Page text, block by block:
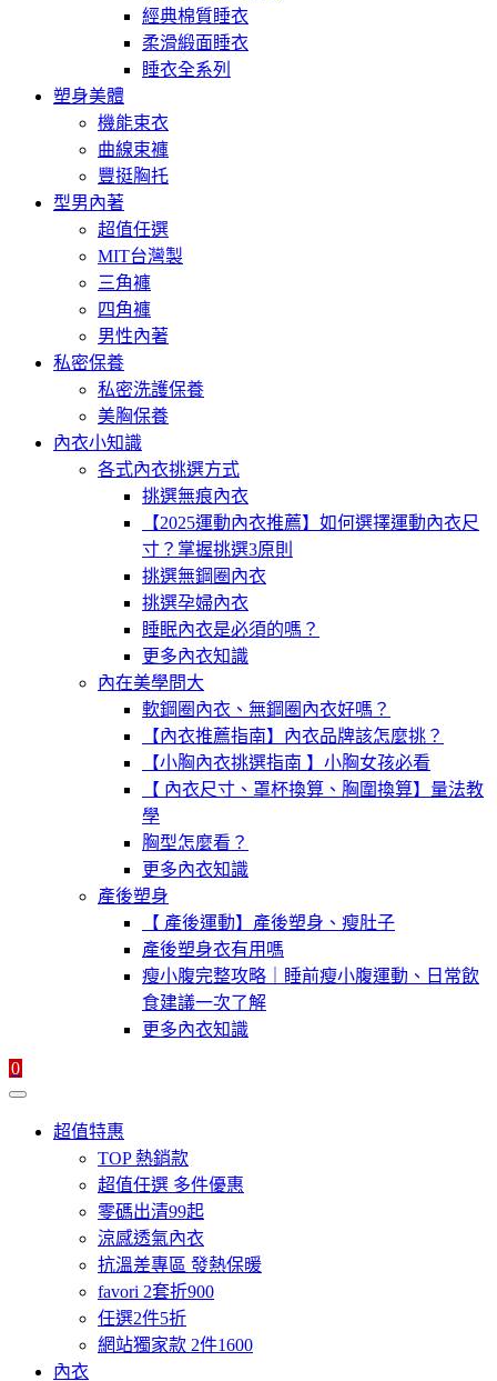
經典棉質睡衣
柔滑緞面睡衣
睡衣全系列
塑身美體
機能束衣
曲線束褲
豐挺胸托
型男內著
超值任選
MIT台灣製
三角褲
四角褲
男性內著
私密保養
私密洗護保養
美胸保養
內衣小知識
各式內衣挑選方式
挑選無痕內衣
【2025運動內衣推薦】如何選擇運動內衣尺
寸？掌握挑選3原則
挑選無鋼圈內衣
挑選孕婦內衣
睡眠內衣是必須的嗎？
更多內衣知識
內在美學問大
軟鋼圈內衣、無鋼圈內衣好嗎？
【內衣推薦指南】內衣品牌該怎麼挑？
【小胸內衣挑選指南 】小胸女孩必看
【 內衣尺寸、罩杯換算、胸圍換算】量法教
學
胸型怎麼看？
更多內衣知識
產後塑身
【 產後運動】產後塑身、瘦肚子
產後塑身衣有用嗎
瘦小腹完整攻略｜睡前瘦小腹運動、日常飲
食建議一次了解
更多內衣知識
0
超值特惠
TOP 熱銷款
超值任選 多件優惠
零碼出清99起
涼感透氣內衣
抗溫差專區 發熱保暖
favori 2套折900
任選2件5折
網站獨家款 2件1600
內衣